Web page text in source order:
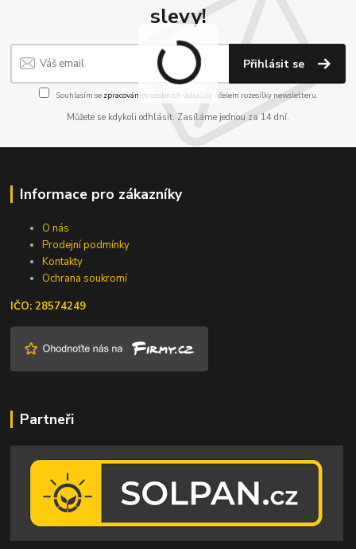
slevy!
Přihlásit se
Souhlasím se zpracováním osobních údajůza účelem rozesílky newsletteru.
Můžete se kdykoli odhlásit. Zasíláme jednou za 14 dní.
Informace pro zákazníky
O nás
Prodejní podmínky
Kontakty
Ochrana soukromí
IČO: 28574249
Partneři